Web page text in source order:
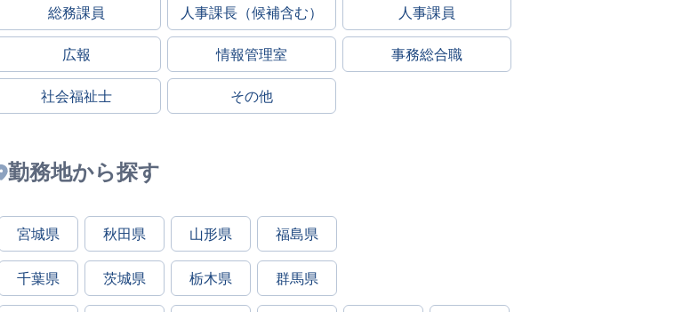
総務課員 人事課長（候補含む） 人事課員
広報 情報管理室 事務総合職
社会福祉士 その他
勤務地から探す
宮城県 秋田県 山形県 福島県
千葉県 茨城県 栃木県 群馬県